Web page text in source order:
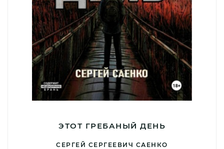
ЭТОТ ГРЕБАНЫЙ ДЕНЬ
СЕРГЕЙ СЕРГЕЕВИЧ САЕНКО